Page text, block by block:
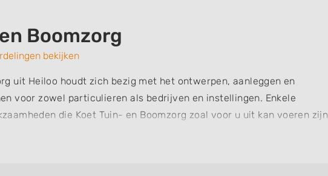
Boomzorg
bekijken
uit Heiloo houdt zich bezig met het ontwerpen, aanleggen en
voor zowel particulieren als bedrijven en instellingen. Enkele
die Koet Tuin- en Boomzorg zoal voor u uit kan voeren zijn
en sierbestrating, het maken van een vijver, het plaatsen van een